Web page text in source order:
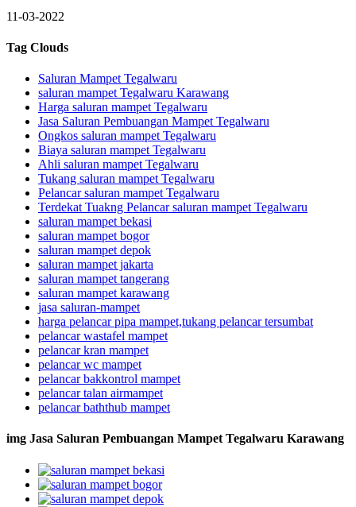
11-03-2022
Tag Clouds
Saluran Mampet Tegalwaru
saluran mampet Tegalwaru Karawang
Harga saluran mampet Tegalwaru
Jasa Saluran Pembuangan Mampet Tegalwaru
Ongkos saluran mampet Tegalwaru
Biaya saluran mampet Tegalwaru
Ahli saluran mampet Tegalwaru
Tukang saluran mampet Tegalwaru
Pelancar saluran mampet Tegalwaru
Terdekat Tuakng Pelancar saluran mampet Tegalwaru
saluran mampet bekasi
saluran mampet bogor
saluran mampet depok
saluran mampet jakarta
saluran mampet tangerang
saluran mampet karawang
jasa saluran-mampet
harga pelancar pipa mampet,tukang pelancar tersumbat
pelancar wastafel mampet
pelancar kran mampet
pelancar wc mampet
pelancar bakkontrol mampet
pelancar talan airmampet
pelancar baththub mampet
img Jasa Saluran Pembuangan Mampet Tegalwaru Karawang